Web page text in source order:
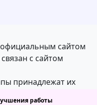
официальным сайтом
с сайтом
принадлежат их
работы